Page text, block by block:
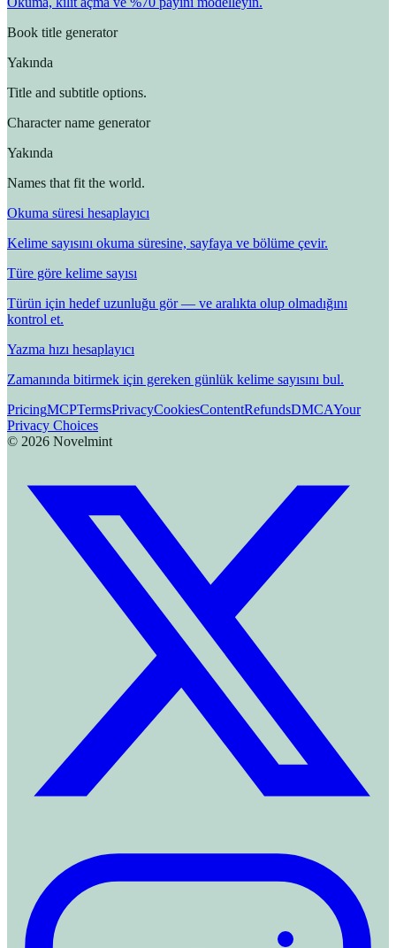
Book title generator
Yakında
Title and subtitle options.
Character name generator
Yakında
Names that fit the world.
Okuma süresi hesaplayıcı
Kelime sayısını okuma süresine, sayfaya ve bölüme çevir.
Türe göre kelime sayısı
Türün için hedef uzunluğu gör — ve aralıkta olup olmadığını
kontrol et.
Yazma hızı hesaplayıcı
Zamanında bitirmek için gereken günlük kelime sayısını bul.
PricingMCPTermsPrivacyCookiesContentRefundsDMCAYour
Privacy Choices
© 2026 Novelmint